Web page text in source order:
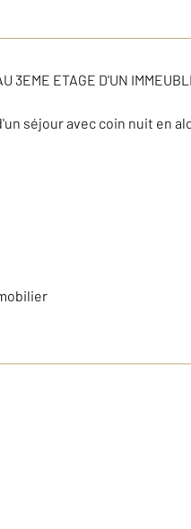
3EME ETAGE D'UN
séjour avec coin nuit en